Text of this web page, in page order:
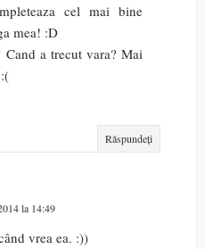
cel mai bine
mea! :D
a trecut vara? Mai
Răspundeți
la 14:49
vrea ea. :))